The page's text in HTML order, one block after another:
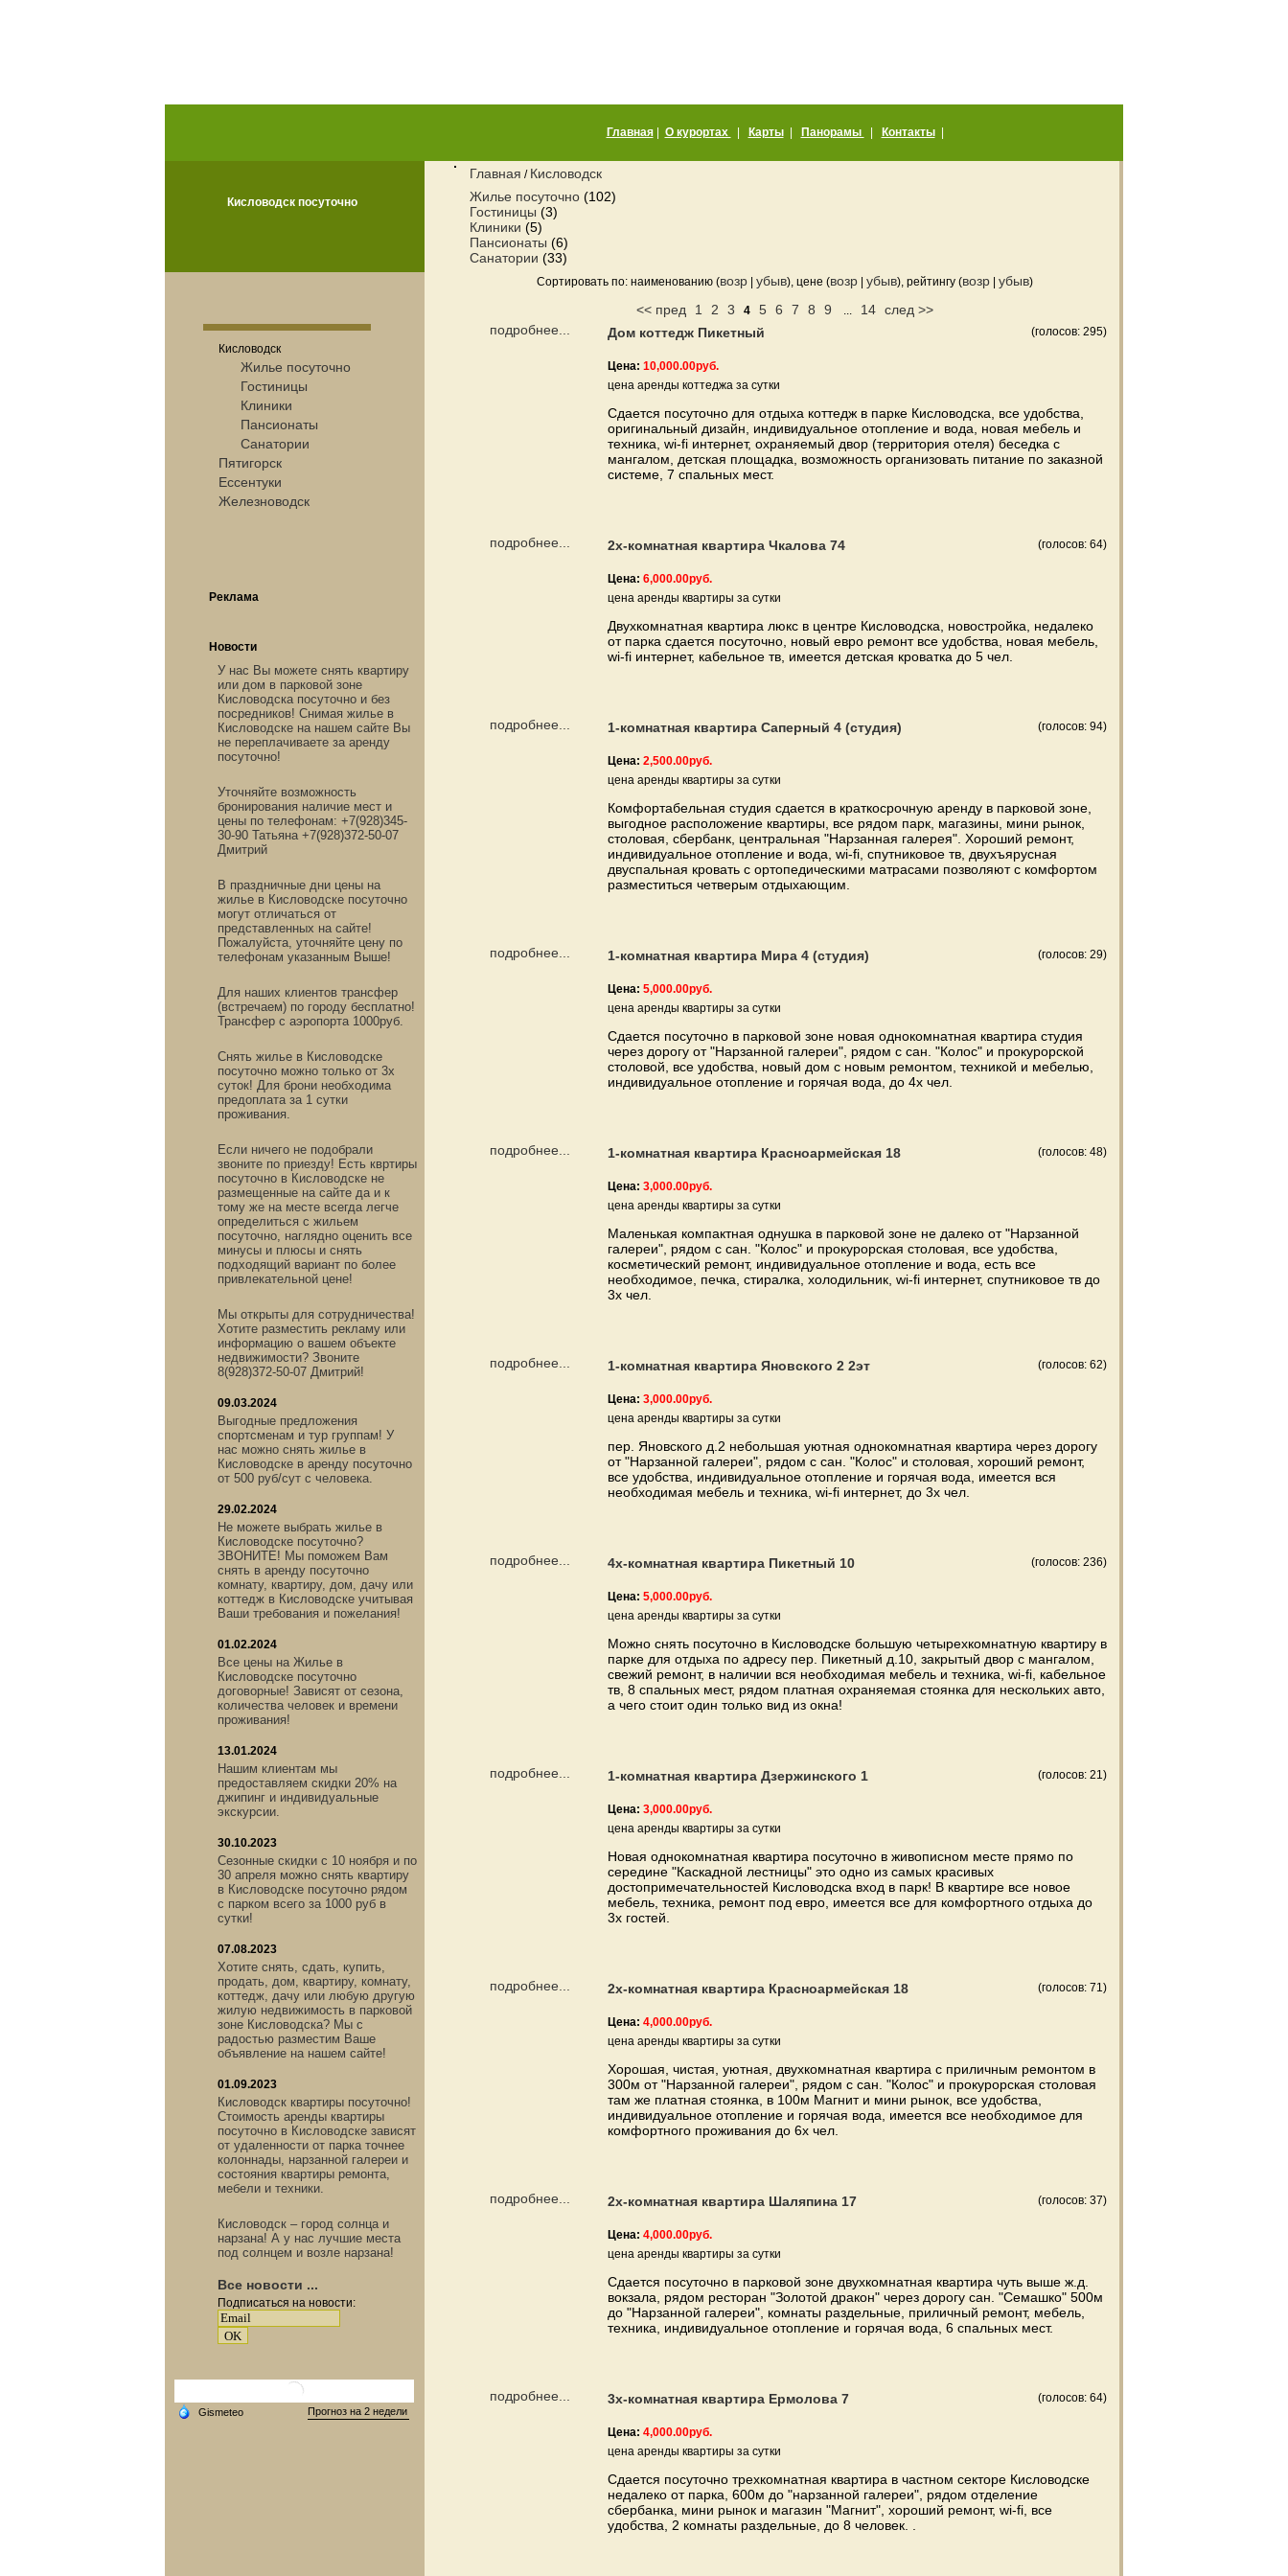
Главная| О курортах Карты| Панорамы Контакты|
Кисловодск посуточно
Главная / Кисловодск
Жилье посуточно (102)
Гостиницы (3)
Клиники (5)
Пансионаты (6)
Санатории (33)
Сортировать по: наименованию (возр| убыв), цене (возр| убыв), рейтингу (возр| убыв)
<< пред 1 2 3 4 5 6 7 8 9 ... 14 след >>
подробнее...
Дом коттедж Пикетный (голосов: 295)
Цена: 10,000.00руб.
цена аренды коттеджа за сутки
Сдается посуточно для отдыха коттедж в парке Кисловодска, все удобства,
оригинальный дизайн, индивидуальное отопление и вода, новая мебель и
техника, wi-fi интернет, охраняемый двор (территория отеля) беседка с
мангалом, детская площадка, возможность организовать питание по заказной
системе, 7 спальных мест.
подробнее... 2х-комнатная квартира Чкалова 74 (голосов: 64)
Цена: 6,000.00руб.
цена аренды квартиры за сутки
Двухкомнатная квартира люкс в центре Кисловодска, новостройка, недалеко
от парка сдается посуточно, новый евро ремонт все удобства, новая мебель,
wi-fi интернет, кабельное тв, имеется детская кроватка до 5 чел.
подробнее... 1-комнатная квартира Саперный 4 (студия) (голосов: 94)
Цена: 2,500.00руб.
цена аренды квартиры за сутки
Комфортабельная студия сдается в краткосрочную аренду в парковой зоне,
выгодное расположение квартиры, все рядом парк, магазины, мини рынок,
столовая, сбербанк, центральная "Нарзанная галерея". Хороший ремонт,
индивидуальное отопление и вода, wi-fi, спутниковое тв, двухъярусная
двуспальная кровать с ортопедическими матрасами позволяют с комфортом
разместиться четверым отдыхающим.
подробнее... 1-комнатная квартира Мира 4 (студия) (голосов: 29)
Цена: 5,000.00руб.
цена аренды квартиры за сутки
Сдается посуточно в парковой зоне новая однокомнатная квартира студия
через дорогу от "Нарзанной галереи", рядом с сан. "Колос" и прокурорской
столовой, все удобства, новый дом с новым ремонтом, техникой и мебелью,
индивидуальное отопление и горячая вода, до 4х чел.
подробнее... 1-комнатная квартира Красноармейская 18 (голосов: 48)
Цена: 3,000.00руб.
цена аренды квартиры за сутки
Маленькая компактная однушка в парковой зоне не далеко от "Нарзанной
галереи", рядом с сан. "Колос" и прокурорская столовая, все удобства,
косметический ремонт, индивидуальное отопление и вода, есть все
необходимое, печка, стиралка, холодильник, wi-fi интернет, спутниковое тв до
3х чел.
подробнее... 1-комнатная квартира Яновского 2 2эт (голосов: 62)
Цена: 3,000.00руб.
цена аренды квартиры за сутки
пер. Яновского д.2 небольшая уютная однокомнатная квартира через дорогу
от "Нарзанной галереи", рядом с сан. "Колос" и столовая, хороший ремонт,
все удобства, индивидуальное отопление и горячая вода, имеется вся
необходимая мебель и техника, wi-fi интернет, до 3х чел.
подробнее... 4х-комнатная квартира Пикетный 10 (голосов: 236)
Цена: 5,000.00руб.
цена аренды квартиры за сутки
Можно снять посуточно в Кисловодске большую четырехкомнатную квартиру в
парке для отдыха по адресу пер. Пикетный д.10, закрытый двор с мангалом,
свежий ремонт, в наличии вся необходимая мебель и техника, wi-fi, кабельное
тв, 8 спальных мест, рядом платная охраняемая стоянка для нескольких авто,
а чего стоит один только вид из окна!
подробнее... 1-комнатная квартира Дзержинского 1 (голосов: 21)
Цена: 3,000.00руб.
цена аренды квартиры за сутки
Новая однокомнатная квартира посуточно в живописном месте прямо по
середине "Каскадной лестницы" это одно из самых красивых
достопримечательностей Кисловодска вход в парк! В квартире все новое
мебель, техника, ремонт под евро, имеется все для комфортного отдыха до
3х гостей.
подробнее... 2х-комнатная квартира Красноармейская 18 (голосов: 71)
Цена: 4,000.00руб.
цена аренды квартиры за сутки
Хорошая, чистая, уютная, двухкомнатная квартира с приличным ремонтом в
300м от "Нарзанной галереи", рядом с сан. "Колос" и прокурорская столовая
там же платная стоянка, в 100м Магнит и мини рынок, все удобства,
индивидуальное отопление и горячая вода, имеется все необходимое для
комфортного проживания до 6х чел.
подробнее... 2х-комнатная квартира Шаляпина 17 (голосов: 37)
Цена: 4,000.00руб.
цена аренды квартиры за сутки
Сдается посуточно в парковой зоне двухкомнатная квартира чуть выше ж.д.
вокзала, рядом ресторан "Золотой дракон" через дорогу сан. "Семашко" 500м
до "Нарзанной галереи", комнаты раздельные, приличный ремонт, мебель,
техника, индивидуальное отопление и горячая вода, 6 спальных мест.
подробнее... 3х-комнатная квартира Ермолова 7 (голосов: 64)
Цена: 4,000.00руб.
цена аренды квартиры за сутки
Сдается посуточно трехкомнатная квартира в частном секторе Кисловодске
недалеко от парка, 600м до "нарзанной галереи", рядом отделение
сбербанка, мини рынок и магазин "Магнит", хороший ремонт, wi-fi, все
удобства, 2 комнаты раздельные, до 8 человек. .
Кисловодск
Жилье посуточно
Гостиницы
Клиники
Пансионаты
Санатории
Пятигорск
Ессентуки
Железноводск
Реклама
Новости
У нас Вы можете снять квартиру
или дом в парковой зоне
Кисловодска посуточно и без
посредников! Снимая жилье в
Кисловодске на нашем сайте Вы
не переплачиваете за аренду
посуточно!
Уточняйте возможность
бронирования наличие мест и
цены по телефонам: +7(928)345-
30-90 Татьяна +7(928)372-50-07
Дмитрий
В праздничные дни цены на
жилье в Кисловодске посуточно
могут отличаться от
представленных на сайте!
Пожалуйста, уточняйте цену по
телефонам указанным Выше!
Для наших клиентов трансфер
(встречаем) по городу бесплатно!
Трансфер с аэропорта 1000руб.
Снять жилье в Кисловодске
посуточно можно только от 3х
суток! Для брони необходима
предоплата за 1 сутки
проживания.
Если ничего не подобрали
звоните по приезду! Есть квртиры
посуточно в Кисловодске не
размещенные на сайте да и к
тому же на месте всегда легче
определиться с жильем
посуточно, наглядно оценить все
минусы и плюсы и снять
подходящий вариант по более
привлекательной цене!
Мы открыты для сотрудничества!
Хотите разместить рекламу или
информацию о вашем объекте
недвижимости? Звоните
8(928)372-50-07 Дмитрий!
09.03.2024
Выгодные предложения
спортсменам и тур группам! У
нас можно снять жилье в
Кисловодске в аренду посуточно
от 500 руб/сут с человека.
29.02.2024
Не можете выбрать жилье в
Кисловодске посуточно?
ЗВОНИТЕ! Мы поможем Вам
снять в аренду посуточно
комнату, квартиру, дом, дачу или
коттедж в Кисловодске учитывая
Ваши требования и пожелания!
01.02.2024
Все цены на Жилье в
Кисловодске посуточно
договорные! Зависят от сезона,
количества человек и времени
проживания!
13.01.2024
Нашим клиентам мы
предоставляем скидки 20% на
джипинг и индивидуальные
экскурсии.
30.10.2023
Сезонные скидки с 10 ноября и по
30 апреля можно снять квартиру
в Кисловодске посуточно рядом
с парком всего за 1000 руб в
сутки!
07.08.2023
Хотите снять, сдать, купить,
продать, дом, квартиру, комнату,
коттедж, дачу или любую другую
жилую недвижимость в парковой
зоне Кисловодска? Мы с
радостью разместим Ваше
объявление на нашем сайте!
01.09.2023
Кисловодск квартиры посуточно!
Стоимость аренды квартиры
посуточно в Кисловодске зависят
от удаленности от парка точнее
колоннады, нарзанной галереи и
состояния квартиры ремонта,
мебели и техники.
Кисловодск – город солнца и
нарзана! А у нас лучшие места
под солнцем и возле нарзана!
Все новости ...
Подписаться на новости: